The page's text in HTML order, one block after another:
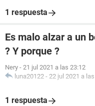
1 respuesta
Es malo alzar a un
? Y porque ?
Nery - 21 jul 2021 a las 23:12
luna20122 - 22 jul 2021 a
1 respuesta